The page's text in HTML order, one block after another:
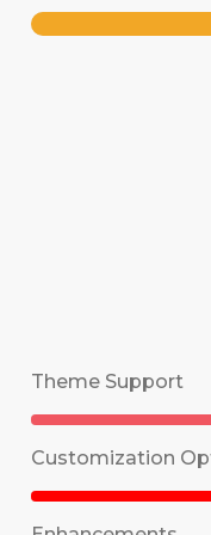
Theme Support
Customization